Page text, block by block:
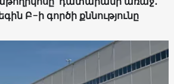
Բ-ի գործի քննությունը